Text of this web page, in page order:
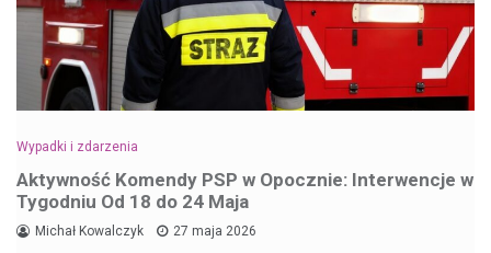
Wypadki i zdarzenia
Aktywność Komendy PSP w Opocznie: Interwencje w
Tygodniu Od 18 do 24 Maja
Michał Kowalczyk 27 maja 2026